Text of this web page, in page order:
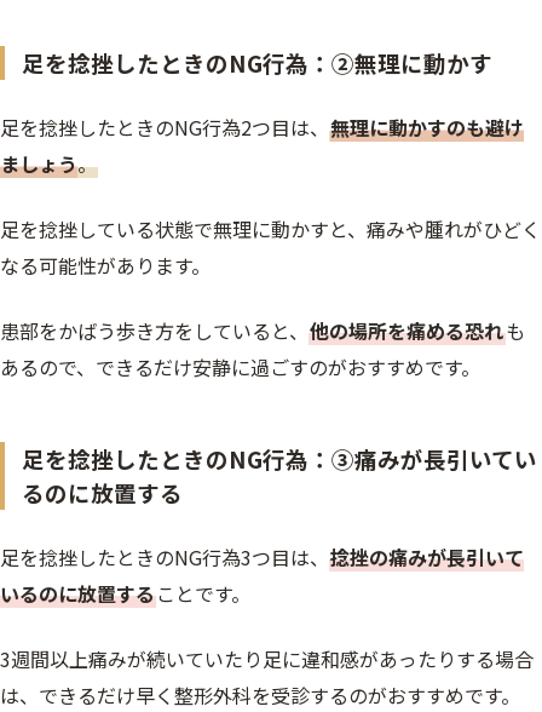
足を捻挫したときのNG行為：②無理に動かす
足を捻挫したときのNG行為2つ目は、 無理に動かすのも避け
ましょう。
足を捻挫している状態で無理に動かすと、痛みや腫れがひどく
なる可能性があります。
患部をかばう歩き方をしていると、 他の場所を痛める恐れも
あるので、できるだけ安静に過ごすのがおすすめです。
足を捻挫したときのNG行為：③痛みが長引いてい
るのに放置する
足を捻挫したときのNG行為3つ目は、 捻挫の痛みが長引いて
いるのに放置することです。
3週間以上痛みが続いていたり足に違和感があったりする場合
は、できるだけ早く整形外科を受診するのがおすすめです。